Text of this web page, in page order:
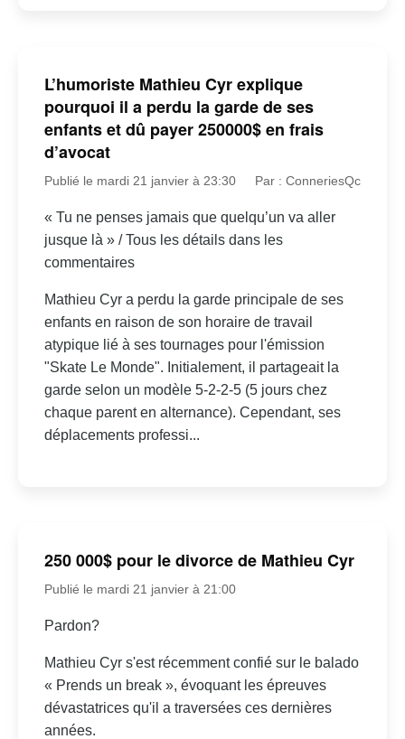
L’humoriste Mathieu Cyr explique
pourquoi il a perdu la garde de ses
enfants et dû payer 250000$ en frais
d’avocat
Publié le mardi 21 janvier à 23:30 Par : ConneriesQc
« Tu ne penses jamais que quelqu’un va aller
jusque là » / Tous les détails dans les
commentaires
Mathieu Cyr a perdu la garde principale de ses
enfants en raison de son horaire de travail
atypique lié à ses tournages pour l'émission
"Skate Le Monde". Initialement, il partageait la
garde selon un modèle 5-2-2-5 (5 jours chez
chaque parent en alternance). Cependant, ses
déplacements professi...
250 000$ pour le divorce de Mathieu Cyr
Publié le mardi 21 janvier à 21:00
Pardon?
Mathieu Cyr s'est récemment confié sur le balado
« Prends un break », évoquant les épreuves
dévastatrices qu'il a traversées ces dernières
années.